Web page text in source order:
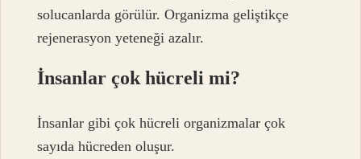
solucanlarda görülür. Organizma geliştikçe
rejenerasyon yeteneği azalır.
İnsanlar çok hücreli mi?
İnsanlar gibi çok hücreli organizmalar çok
sayıda hücreden oluşur.